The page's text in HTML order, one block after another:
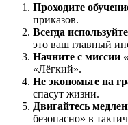
Проходите
приказов.
Всегда
это ваш главный
Начните с миссии
«Лёгкий».
Не экономьте на
спасут жизни.
Двигайтесь
безопасно» в